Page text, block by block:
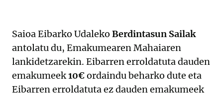
Saioa Eibarko Udaleko Berdintasun Sailak
antolatu du, Emakumearen Mahaiaren
lankidetzarekin. Eibarren erroldatuta dauden
emakumeek10€ordaindu beharko dute eta
Eibarren erroldatuta ez dauden emakumeek